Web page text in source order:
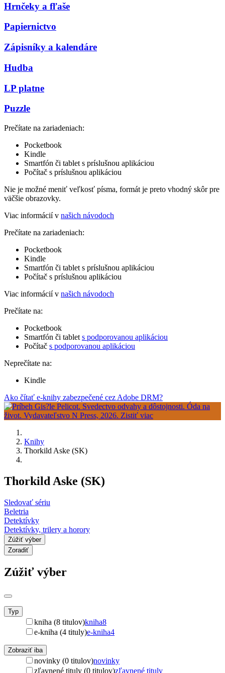
Hrnčeky a fľaše
Papiernictvo
Zápisníky a kalendáre
Hudba
LP platne
Puzzle
Prečítate na zariadeniach:
Pocketbook
Kindle
Smartfón či tablet s príslušnou aplikáciou
Počítač s príslušnou aplikáciou
Nie je možné meniť veľkosť písma, formát je preto vhodný skôr pre
väčšie obrazovky.
Viac informácií v našich návodoch
Prečítate na zariadeniach:
Pocketbook
Kindle
Smartfón či tablet s príslušnou aplikáciou
Počítač s príslušnou aplikáciou
Viac informácií v našich návodoch
Prečítate na:
Pocketbook
Smartfón či tablet s podporovanou aplikáciou
Počítač s podporovanou aplikáciou
Neprečítate na:
Kindle
Ako čítať e-knihy zabezpečené cez Adobe DRM?
Knihy
Thorkild Aske (SK)
Thorkild Aske (SK)
Sledovať sériu
Beletria
Detektívky
Detektívky, trilery a horory
Zúžiť výber
Zoradiť
Zúžiť výber
Typ
kniha (8 titulov)kniha8
e-kniha (4 tituly)e-kniha4
Zobraziť iba
novinky (0 titulov)novinky
zľavnené tituly (0 titulov)zľavnené tituly